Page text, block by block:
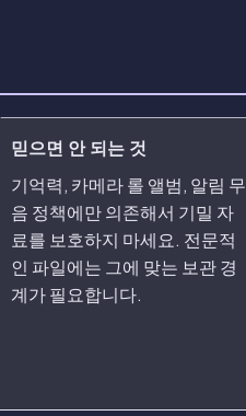
믿으면 안 되는 것
기억력, 카메라 롤 앨범, 알림 무
음 정책에만 의존해서 기밀 자
료를 보호하지 마세요. 전문적
인 파일에는 그에 맞는 보관 경
계가 필요합니다.